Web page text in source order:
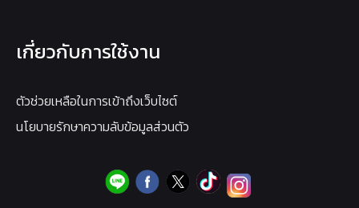
เกี่ยวกับการใช้งาน
ตัวช่วยเหลือในการเข้าถึงเว็บไซต์
นโยบายรักษาความลับข้อมูลส่วนตัว